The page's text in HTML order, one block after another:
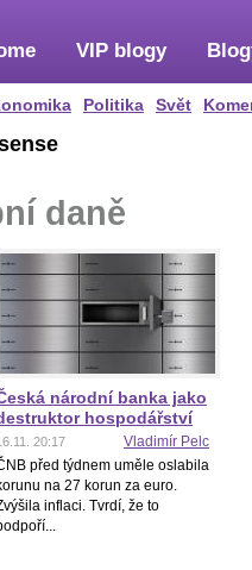
Politika Svět
VIP blogy
daně
národní banka jako
hospodářství
20:17
Vladimír Pelc
před týdnem uměle oslabila
na 27 korun za euro.
inflaci. Tvrdí, že to